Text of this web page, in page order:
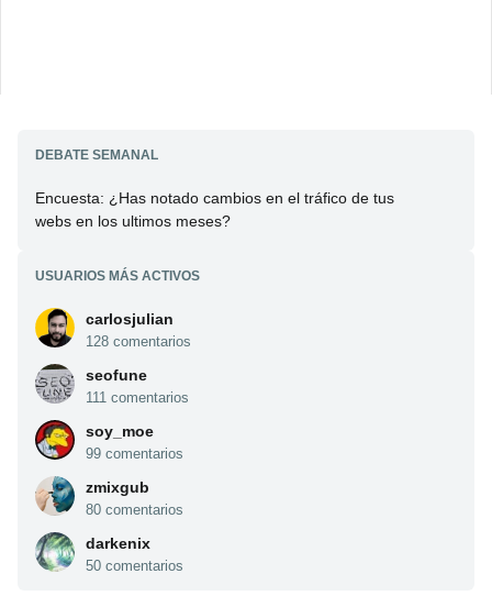
DEBATE SEMANAL
Encuesta: ¿Has notado cambios en el tráfico de tus
webs en los ultimos meses?
USUARIOS MÁS ACTIVOS
carlosjulian
128 comentarios
seofune
111 comentarios
soy_moe
99 comentarios
zmixgub
80 comentarios
darkenix
50 comentarios